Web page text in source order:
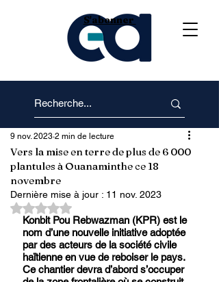
S'abonner
Vers la mise en terre de plus de 6 000
plantules à Ouanaminthe ce 18
novembre
9 nov. 2023 2 min de lecture
Dernière mise à jour : 11 nov. 2023
Noté NaN étoiles sur 5.
Konbit Pou Rebwazman (KPR) est le
nom d’une nouvelle initiative adoptée
par des acteurs de la société civile
haïtienne en vue de reboiser le pays.
Ce chantier devra d’abord s’occuper